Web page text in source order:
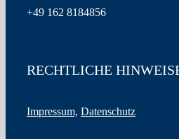
+49 162 8184856
RECHTLICHE
Impressum, Datenschutz